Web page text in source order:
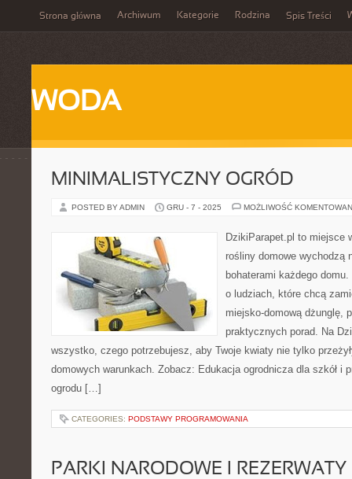
Strona główna Archiwum Kategorie Rodzina Spis Treści
WODA
MINIMALISTYCZNY OGRÓD
POSTED BY ADMIN GRU - 7 - 2025 MOŻLIWOŚĆ
DzikiParapet.pl to miejsce
rośliny domowe wychodzą
bohaterami każdego
o ludziach, które chcą
miejsko-domową dżunglę,
praktycznych porad. Na
wszystko, czego potrzebujesz, aby Twoje kwiaty nie tylko
domowych warunkach. Zobacz: Edukacja ogrodnicza dla szkół i
ogrodu […]
CATEGORIES: PODSTAWY PROGRAMOWANIA
PARKI NARODOWE I